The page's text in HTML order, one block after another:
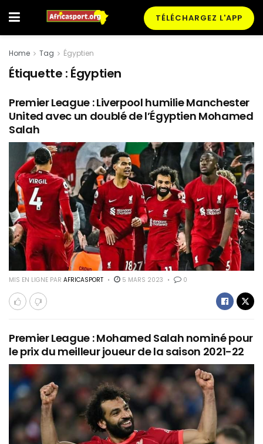
TÉLÉCHARGEZ L'APP
Home Tag Égyptien
Étiquette : Égyptien
Premier League : Liverpool humilie Manchester
United avec un doublé de l’Égyptien Mohamed
Salah
MIS EN LIGNE PAR AFRICASPORT 5 MARS 2023 0
Premier League : Mohamed Salah nominé pour
le prix du meilleur joueur de la saison 2021-22